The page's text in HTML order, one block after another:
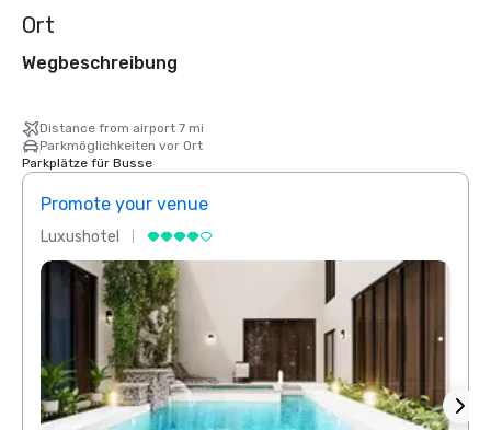
Ort
Wegbeschreibung
Distance from airport 7 mi
Parkmöglichkeiten vor Ort
Parkplätze für Busse
Promote your venue
Luxushotel